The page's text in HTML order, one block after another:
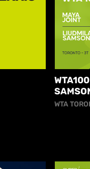
WTA